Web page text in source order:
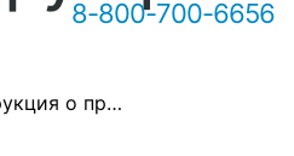
помочь?
8-800-700-6656
Подробная инструкция о программе А2Б